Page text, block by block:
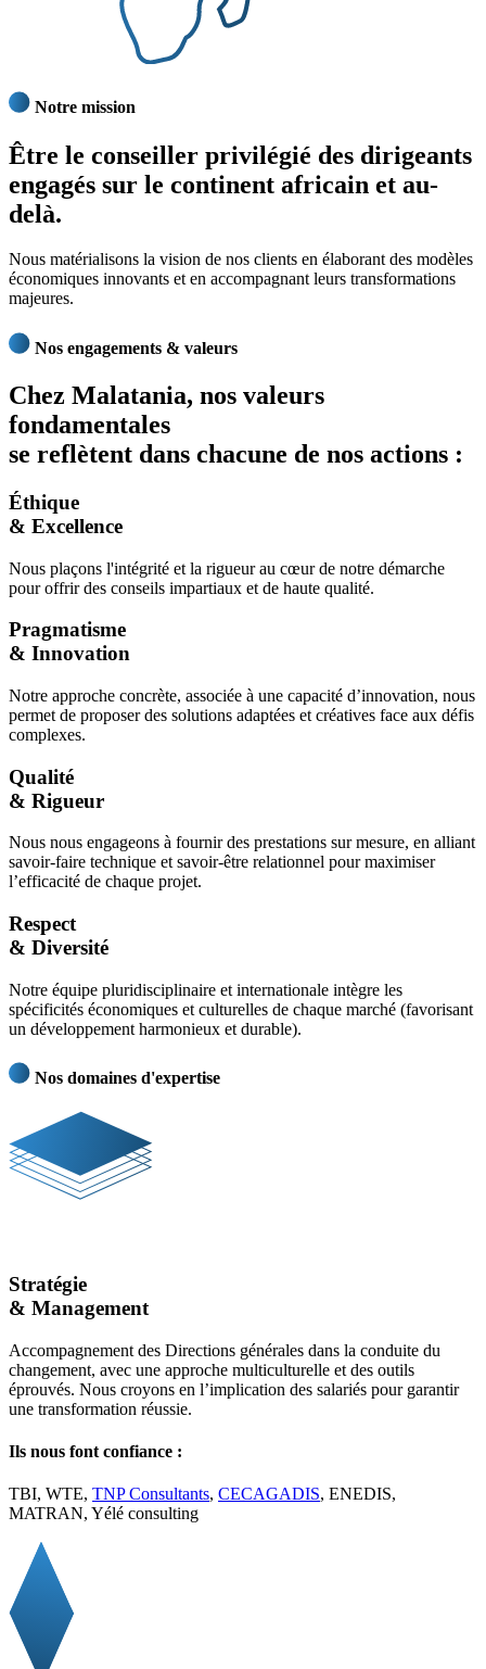
Notre mission
Être le conseiller privilégié des dirigeants
engagés sur le continent africain et au-
delà.
Nous matérialisons la vision de nos clients en élaborant des modèles
économiques innovants et en accompagnant leurs transformations
majeures.
Nos engagements & valeurs
Chez Malatania, nos valeurs
fondamentales
se reflètent dans chacune de nos actions :
Éthique
& Excellence
Nous plaçons l'intégrité et la rigueur au cœur de notre démarche
pour offrir des conseils impartiaux et de haute qualité.
Pragmatisme
& Innovation
Notre approche concrète, associée à une capacité d’innovation, nous
permet de proposer des solutions adaptées et créatives face aux défis
complexes.
Qualité
& Rigueur
Nous nous engageons à fournir des prestations sur mesure, en alliant
savoir-faire technique et savoir-être relationnel pour maximiser
l’efficacité de chaque projet.
Respect
& Diversité
Notre équipe pluridisciplinaire et internationale intègre les
spécificités économiques et culturelles de chaque marché (favorisant
un développement harmonieux et durable).
Nos domaines d'expertise
Stratégie
& Management
Accompagnement des Directions générales dans la conduite du
changement, avec une approche multiculturelle et des outils
éprouvés. Nous croyons en l’implication des salariés pour garantir
une transformation réussie.
Ils nous font confiance :
TBI, WTE, TNP Consultants, CECAGADIS, ENEDIS,
MATRAN, Yélé consulting